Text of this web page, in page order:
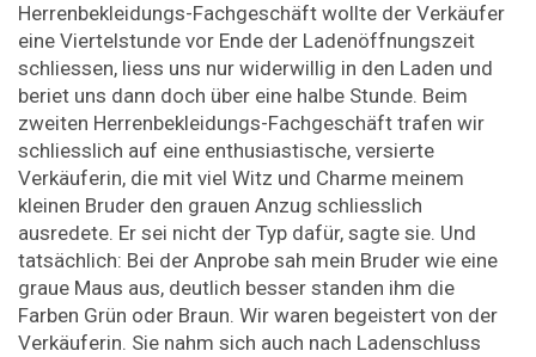
Herrenbekleidungs-Fachgeschäft wollte der Verkäufer
eine Viertelstunde vor Ende der Ladenöffnungszeit
schliessen, liess uns nur widerwillig in den Laden und
beriet uns dann doch über eine halbe Stunde. Beim
zweiten Herrenbekleidungs-Fachgeschäft trafen wir
schliesslich auf eine enthusiastische, versierte
Verkäuferin, die mit viel Witz und Charme meinem
kleinen Bruder den grauen Anzug schliesslich
ausredete. Er sei nicht der Typ dafür, sagte sie. Und
tatsächlich: Bei der Anprobe sah mein Bruder wie eine
graue Maus aus, deutlich besser standen ihm die
Farben Grün oder Braun. Wir waren begeistert von der
Verkäuferin. Sie nahm sich auch nach Ladenschluss